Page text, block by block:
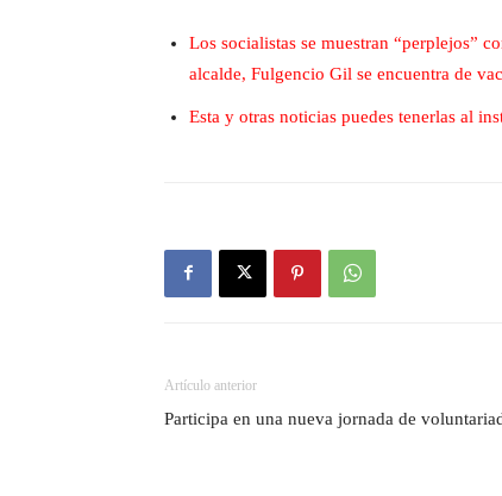
Los socialistas se muestran “perplejos”
alcalde, Fulgencio Gil se encuentra de
Esta y otras noticias puedes tenerlas al
Artículo anterior
Participa en una nueva jornada de